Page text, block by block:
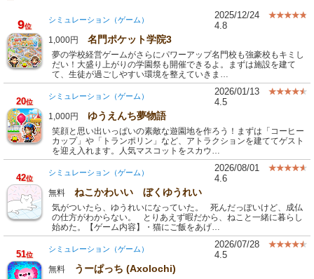
9位
シミュレーション（ゲーム）
2025/12/24
4.8
1,000円 名門ポケット学院3
夢の学校経営ゲームがさらにパワーアップ名門校も強豪校もキミし
だい！大盛り上がりの学園祭も開催できるよ。まずは施設を建て
て、生徒が過ごしやすい環境を整えていきま…
20位
シミュレーション（ゲーム）
2026/01/13
4.5
1,000円 ゆうえんち夢物語
笑顔と思い出いっぱいの素敵な遊園地を作ろう！まずは「コーヒー
カップ」や「トランポリン」など、アトラクションを建ててゲスト
を迎え入れます。人気マスコットをスカウ…
42位
シミュレーション（ゲーム）
2026/08/01
4.6
無料 ねこかわいい ぼくゆうれい
気がついたら、ゆうれいになっていた。 死んだっぽいけど、成仏
の仕方がわからない。 とりあえず暇だから、ねこと一緒に暮らし
始めた。【ゲーム内容】・猫にご飯をあげ…
51位
シミュレーション（ゲーム）
2026/07/28
4.5
無料 うーぱっち (Axolochi)